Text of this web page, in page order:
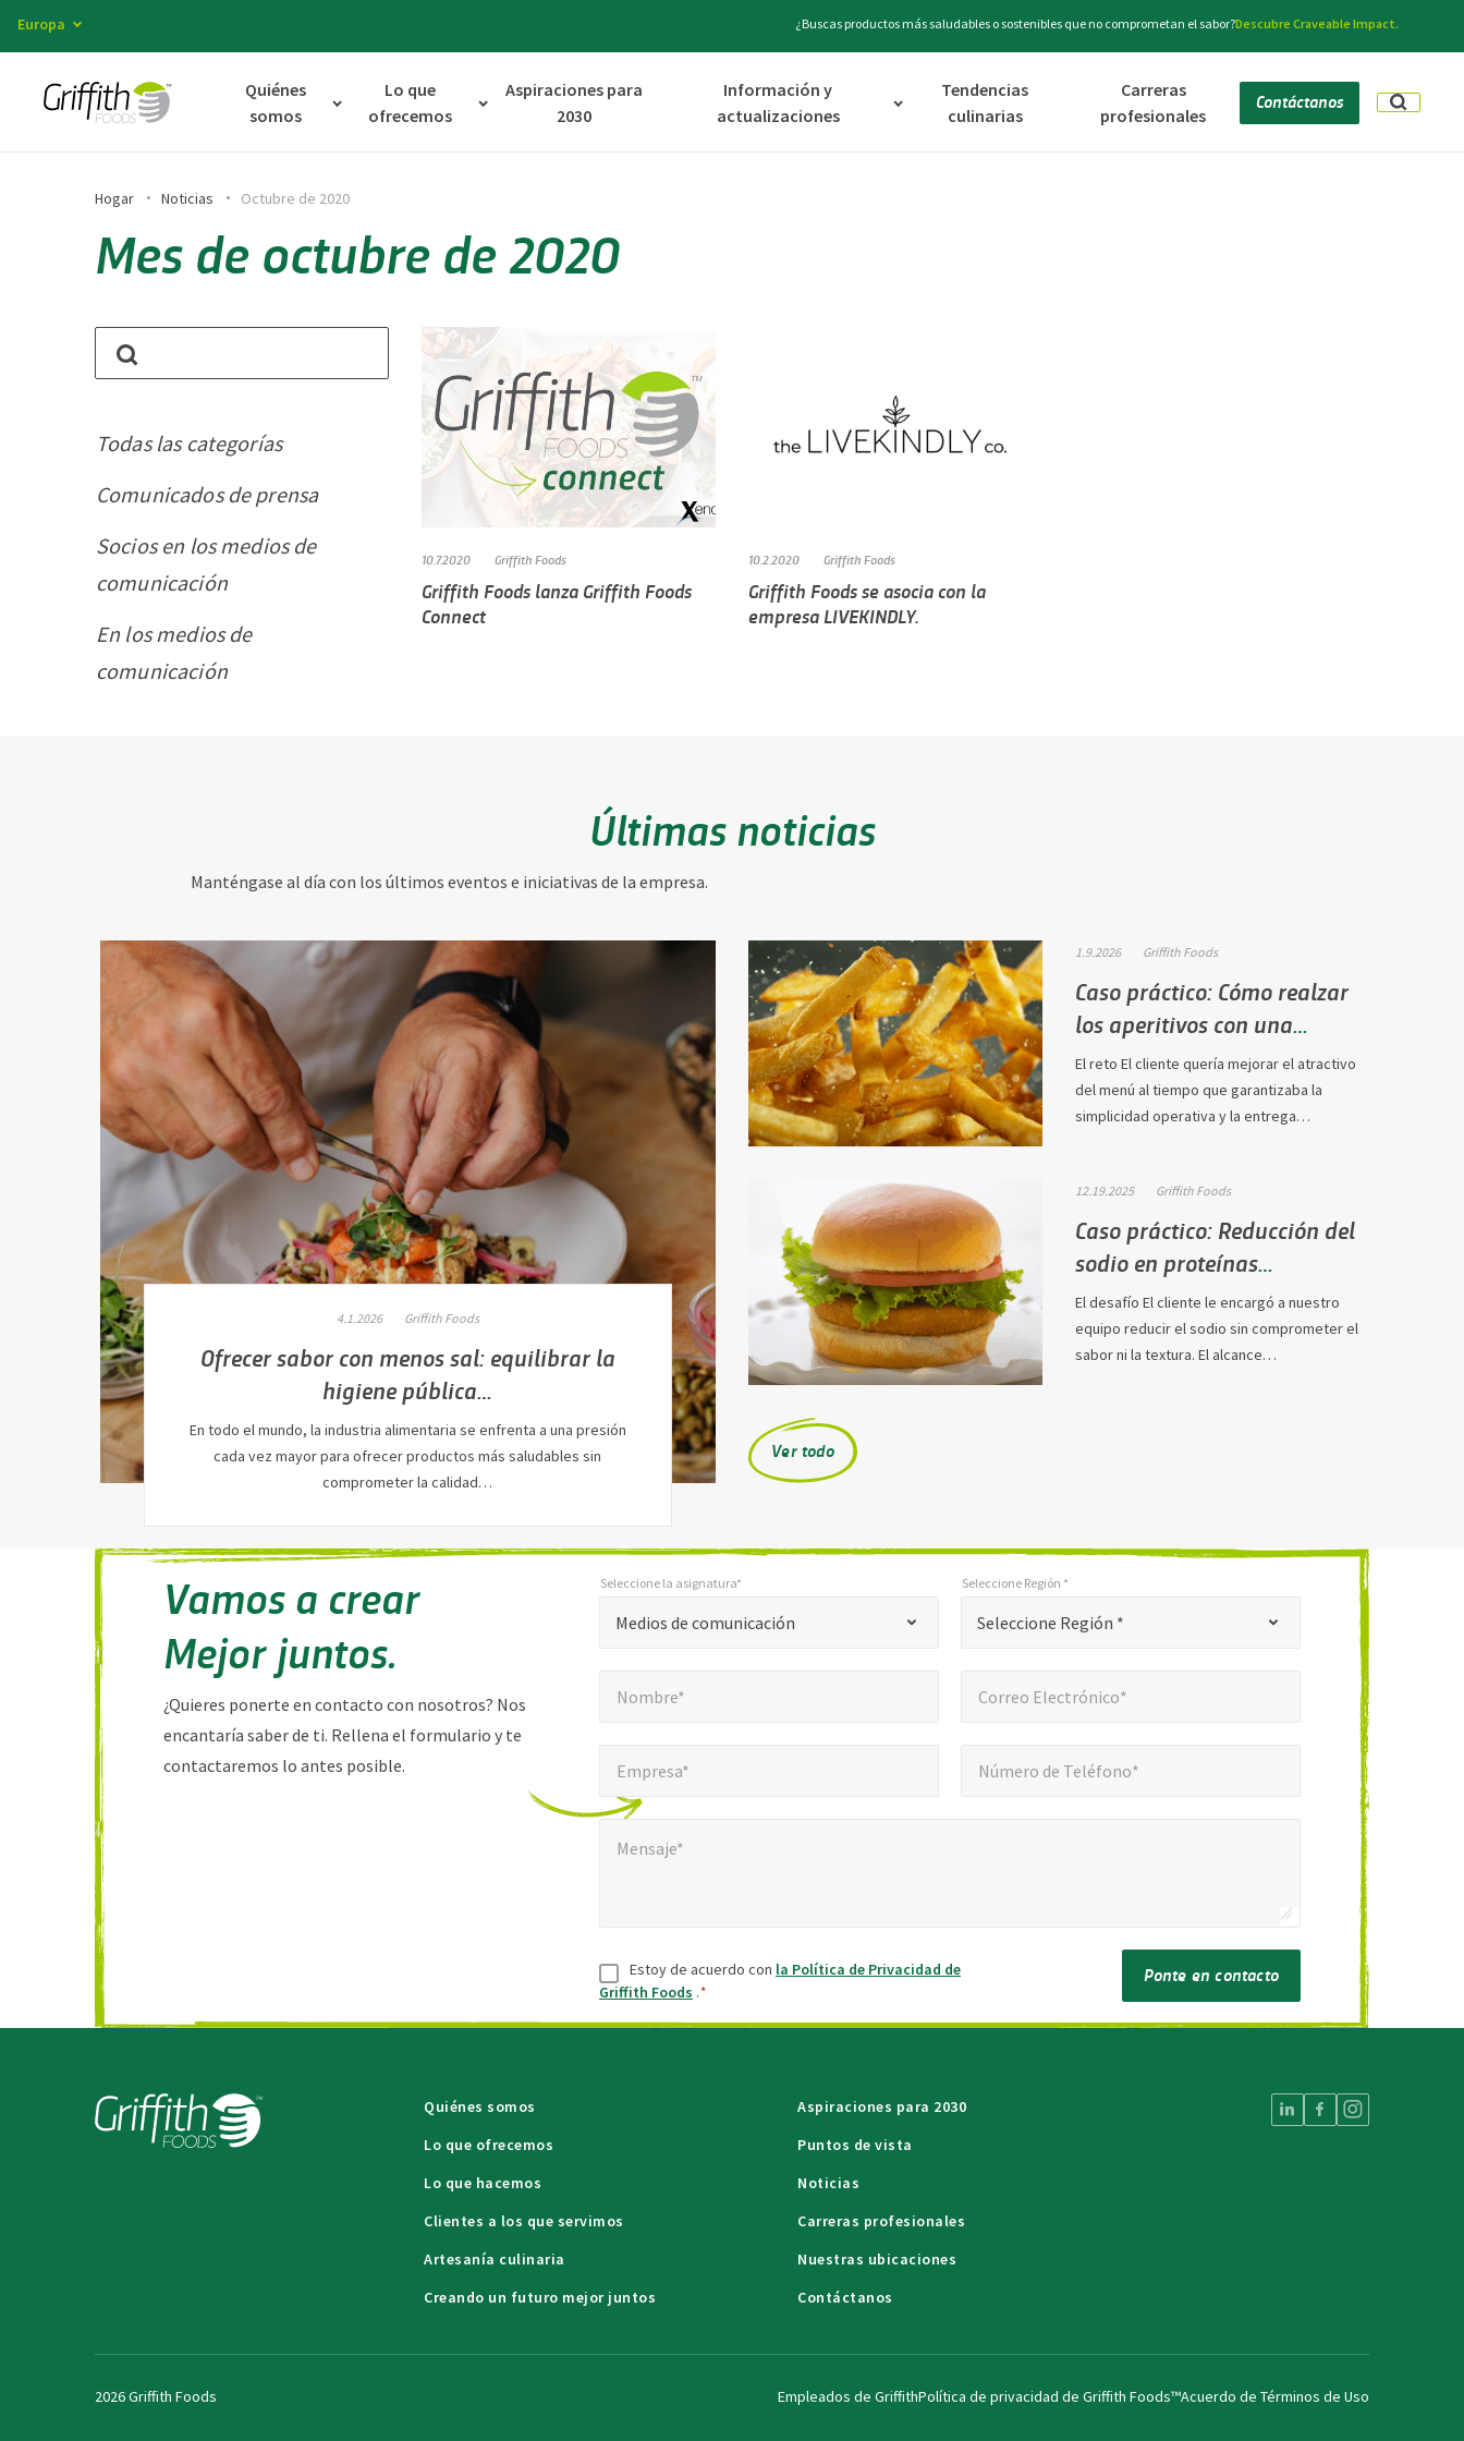
Europa ¿Buscas productos más saludables o sostenibles que no comprometan el sabor?Descubre Craveable Impact.
Quiénes
somos
Lo que
ofrecemos
Aspiraciones para
2030
Información y
actualizaciones
Tendencias
culinarias
Carreras
profesionales
Contáctanos
Hogar Noticias Octubre de 2020
Mes de octubre de 2020
Todas las categorías
Comunicados de prensa
Socios en los medios de
comunicación
En los medios de
comunicación
10.7.2020 Griffith Foods
Griffith Foods lanza Griffith Foods
Connect
10.2.2020 Griffith Foods
Griffith Foods se asocia con la
empresa LIVEKINDLY.
Últimas noticias
Manténgase al día con los últimos eventos e iniciativas de la empresa.
4.1.2026 Griffith Foods
Ofrecer sabor con menos sal: equilibrar la
higiene pública…
En todo el mundo, la industria alimentaria se enfrenta a una presión
cada vez mayor para ofrecer productos más saludables sin
comprometer la calidad…
1.9.2026 Griffith Foods
Caso práctico: Cómo realzar
los aperitivos con una
propuesta culinaria
personalizada…
El reto El cliente quería mejorar el atractivo
del menú al tiempo que garantizaba la
simplicidad operativa y la entrega…
12.19.2025 Griffith Foods
Caso práctico: Reducción del
sodio en proteínas
alternativas…
El desafío El cliente le encargó a nuestro
equipo reducir el sodio sin comprometer el
sabor ni la textura. El alcance…
Ver todo
Vamos a crear
Mejor juntos.
¿Quieres ponerte en contacto con nosotros? Nos
encantaría saber de ti. Rellena el formulario y te
contactaremos lo antes posible.
indica
obligatorios
Medios de comunicación
Seleccione la asignatura*
Seleccione Región *
Seleccione Región *
Nombre* Correo Electrónico*
Empresa* Número de Teléfono*
Mensaje*
Mensaje*
Consentir
Estoy de acuerdo con la Política de Privacidad de
Griffith Foods .*
Ponte en contacto
Quiénes somos
Lo que ofrecemos
Lo que hacemos
Clientes a los que servimos
Artesanía culinaria
Creando un futuro mejor juntos
Aspiraciones para 2030
Puntos de vista
Noticias
Carreras profesionales
Nuestras ubicaciones
Contáctanos
2026 Griffith Foods Empleados de GriffithPolítica de privacidad de Griffith Foods™Acuerdo de Términos de Uso